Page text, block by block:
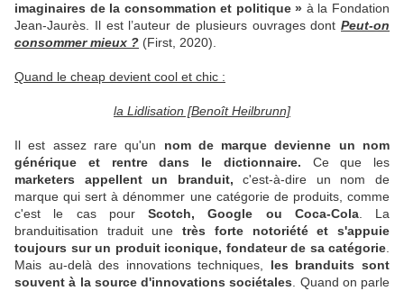
imaginaires de la consommation et politique » à la Fondation
Jean-Jaurès. Il est l’auteur de plusieurs ouvrages dont Peut-on
consommer mieux ? (First, 2020).
Quand le cheap devient cool et chic :
la Lidlisation [Benoît Heilbrunn]
Il est assez rare qu'un nom de marque devienne un nom
générique et rentre dans le dictionnaire. Ce que les
marketers appellent un branduit, c'est-à-dire un nom de
marque qui sert à dénommer une catégorie de produits, comme
c'est le cas pour Scotch, Google ou Coca-Cola. La
branduitisation traduit unetrès forte notoriété et s'appuie
toujours sur un produit iconique, fondateur de sa catégorie
Mais au-delà des innovations techniques, les branduits sont
souvent à la source d'innovations sociétales . Quand on parle